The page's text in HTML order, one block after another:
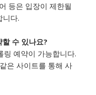
등은 입장이 제한될
니다.
수 있나요?
링 예약이 가능합니다.
은 사이트를 통해 사